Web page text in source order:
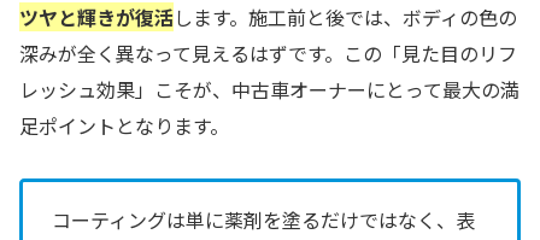
ツヤと輝きが復活します。施工前と後では、ボディの色の
深みが全く異なって見えるはずです。この「見た目のリフ
レッシュ効果」こそが、中古車オーナーにとって最大の満
足ポイントとなります。
コーティングは単に薬剤を塗るだけではなく、表